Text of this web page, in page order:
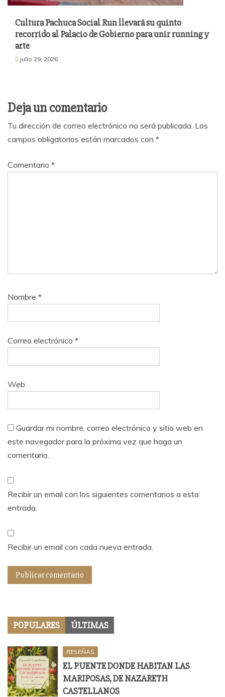
Cultura Pachuca Social Run llevará su quinto
recorrido al Palacio de Gobierno para unir running y
arte
julio 29, 2026
Deja un comentario
Tu dirección de correo electrónico no será publicada. Los
campos obligatorios están marcados con *
Comentario *
Nombre *
Correo electrónico *
Web
Guardar mi nombre, correo electrónico y sitio web en
este navegador para la próxima vez que haga un
comentario.
Recibir un email con los siguientes comentarios a esta
entrada.
Recibir un email con cada nueva entrada.
POPULARES ÚLTIMAS
RESEÑAS
EL PUENTE DONDE HABITAN LAS
MARIPOSAS, DE NAZARETH
CASTELLANOS